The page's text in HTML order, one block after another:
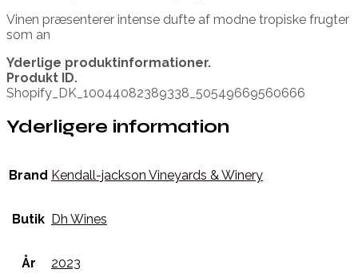
Vinen præsenterer intense dufte af modne tropiske frugter
som an
Yderlige produktinformationer.
Produkt ID.
Shopify_DK_10044082389338_50549669560666
Yderligere information
Brand Kendall-jackson Vineyards & Winery
Butik Dh Wines
År 2023